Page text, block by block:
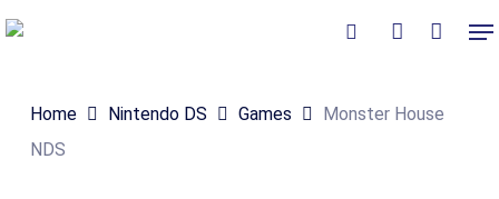
Skip
content
Home Nintendo DS Games
Monster House
NDS